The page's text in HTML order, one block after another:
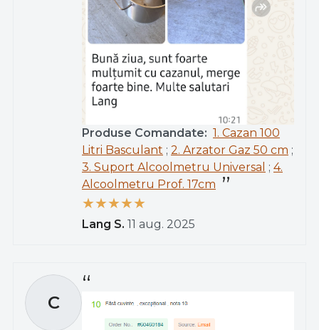
Produse Comandate: 1. Cazan 100
Litri Basculant ; 2. Arzator Gaz 50 cm ;
3. Suport Alcoolmetru Universal ; 4.
Alcoolmetru Prof. 17cm
Lang S. 11 aug. 2025
C